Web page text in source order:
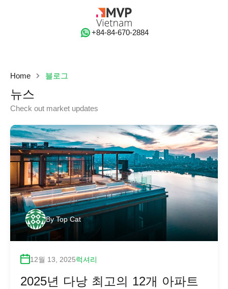
‭+84-84-670-2884‬
Home 블로그
뉴스
Check out market updates
By Top Cat
12월 13, 2025럭셔리
2025년 다낭 최고의 12개 아파트